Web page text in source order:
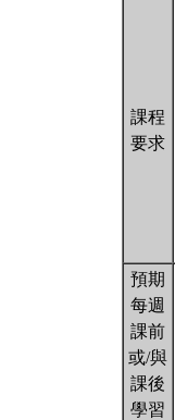
課程
要求
預期
每週
課前
或/與
課後
學習